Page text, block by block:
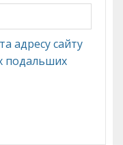
адресу сайту
подальших